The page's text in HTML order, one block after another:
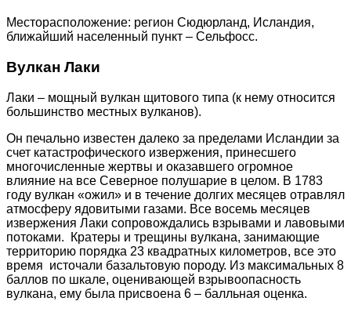
Месторасположение: регион Сюдюрланд, Исландия,
ближайший населенный пункт – Сельфосс.
Вулкан Лаки
Лаки – мощный вулкан щитового типа (к нему относится
большинство местных вулканов).
Он печально известен далеко за пределами Исландии за
счет катастрофического извержения, принесшего
многочисленные жертвы и оказавшего огромное
влияние на все Северное полушарие в целом. В 1783
году вулкан «ожил» и в течение долгих месяцев отравлял
атмосферу ядовитыми газами. Все восемь месяцев
извержения Лаки сопровождались взрывами и лавовыми
потоками. Кратеры и трещины вулкана, занимающие
территорию порядка 23 квадратных километров, все это
время источали базальтовую породу. Из максимальных 8
баллов по шкале, оценивающей взрывоопасность
вулкана, ему была присвоена 6 – балльная оценка.